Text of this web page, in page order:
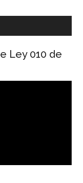
Ley 010 de